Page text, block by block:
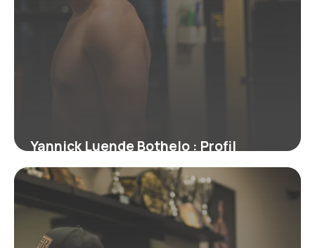
Yannick Luende Bothelo : Profil
Complet du Boxeur
17 juin 2026